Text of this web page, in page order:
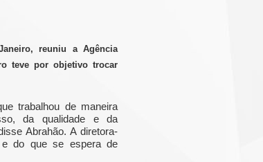
reuniu a Agência
teve por objetivo trocar
trabalhou de maneira
da qualidade e da
Abrahão. A diretora-
e do que se espera de